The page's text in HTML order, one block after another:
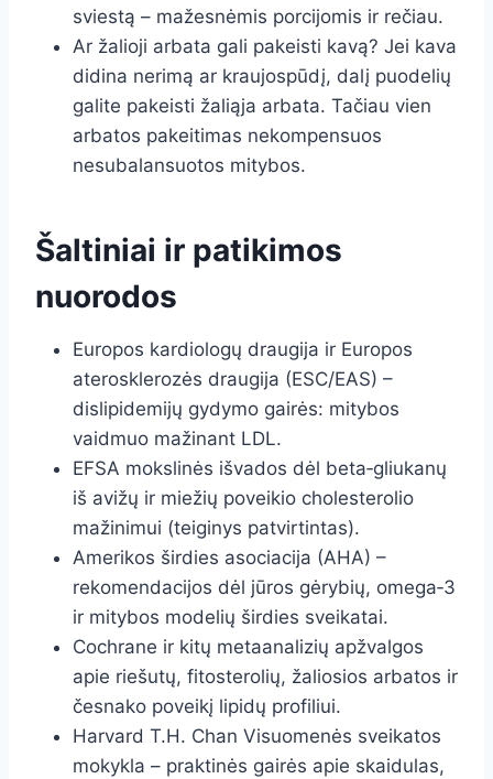
sviestą – mažesnėmis porcijomis ir rečiau.
Ar žalioji arbata gali pakeisti kavą? Jei kava
didina nerimą ar kraujospūdį, dalį puodelių
galite pakeisti žaliąja arbata. Tačiau vien
arbatos pakeitimas nekompensuos
nesubalansuotos mitybos.
Šaltiniai ir patikimos
nuorodos
Europos kardiologų draugija ir Europos
aterosklerozės draugija (ESC/EAS) –
dislipidemijų gydymo gairės: mitybos
vaidmuo mažinant LDL.
EFSA mokslinės išvados dėl beta‑gliukanų
iš avižų ir miežių poveikio cholesterolio
mažinimui (teiginys patvirtintas).
Amerikos širdies asociacija (AHA) –
rekomendacijos dėl jūros gėrybių, omega‑3
ir mitybos modelių širdies sveikatai.
Cochrane ir kitų metaanalizių apžvalgos
apie riešutų, fitosterolių, žaliosios arbatos ir
česnako poveikį lipidų profiliui.
Harvard T.H. Chan Visuomenės sveikatos
mokykla – praktinės gairės apie skaidulas,